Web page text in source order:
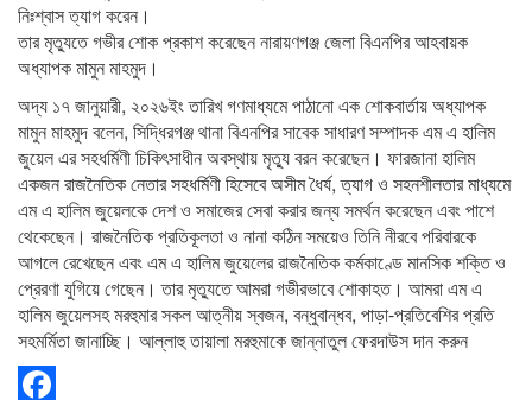
নিঃশ্বাস ত্যাগ করেন।
তার মৃত্যুতে গভীর শোক প্রকাশ করেছেন নারায়ণগঞ্জ জেলা বিএনপির আহবায়ক
অধ্যাপক মামুন মাহমুদ।
অদ্য ১৭ জানুয়ারী, ২০২৬ইং তারিখ গণমাধ্যমে পাঠানো এক শোকবার্তায় অধ্যাপক
মামুন মাহমুদ বলেন, সিদ্ধিরগঞ্জ থানা বিএনপির সাবেক সাধারণ সম্পাদক এম এ হালিম
জুয়েল এর সহধর্মিণী চিকিৎসাধীন অবস্থায় মৃত্যু বরন করেছেন। ফারজানা হালিম
একজন রাজনৈতিক নেতার সহধর্মিণী হিসেবে অসীম ধৈর্য, ত্যাগ ও সহনশীলতার মাধ্যমে
এম এ হালিম জুয়েলকে দেশ ও সমাজের সেবা করার জন্য সমর্থন করেছেন এবং পাশে
থেকেছেন। রাজনৈতিক প্রতিকূলতা ও নানা কঠিন সময়েও তিনি নীরবে পরিবারকে
আগলে রেখেছেন এবং এম এ হালিম জুয়েলের রাজনৈতিক কর্মকাণ্ডে মানসিক শক্তি ও
প্রেরণা যুগিয়ে গেছেন। তার মৃত্যুতে আমরা গভীরভাবে শোকাহত। আমরা এম এ
হালিম জুয়েলসহ মরহুমার সকল আত্নীয় স্বজন, বন্ধুবান্ধব, পাড়া-প্রতিবেশির প্রতি
সহমর্মিতা জানাচ্ছি। আল্লাহু তায়ালা মরহুমাকে জান্নাতুল ফেরদাউস দান করুন